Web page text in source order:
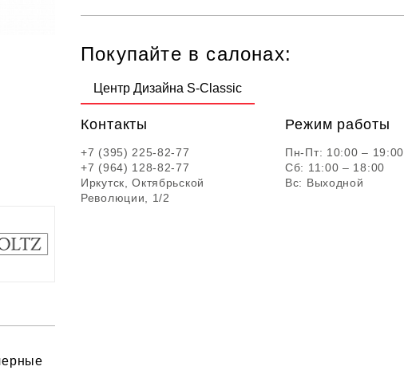
Покупайте в салонах:
Центр Дизайна S-Classic
Контакты
+7 (395) 225-82-77
+7 (964) 128-82-77
Иркутск, Октябрьской
Революции, 1/2
Режим работы
Пн-Пт: 10:00 – 19:00
Сб: 11:00 – 18:00
Вс: Выходной